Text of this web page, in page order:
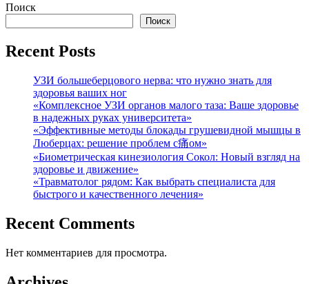
Поиск
Поиск
Recent Posts
УЗИ большеберцового нерва: что нужно знать для
здоровья ваших ног
«Комплексное УЗИ органов малого таза: Ваше здоровье
в надежных руках университета»
«Эффективные методы блокады грушевидной мышцы в
Люберцах: решение проблем с痛ом»
«Биометрическая кинезиология Сокол: Новый взгляд на
здоровье и движение»
«Травматолог рядом: Как выбрать специалиста для
быстрого и качественного лечения»
Recent Comments
Нет комментариев для просмотра.